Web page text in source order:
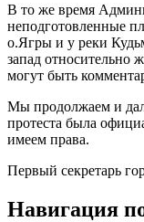
В то же время
неподготовленные
о.Ягры и у реки
запад относительно
могут быть
Мы продолжаем и
протеста была
имеем права.
Первый секретарь
Навигация